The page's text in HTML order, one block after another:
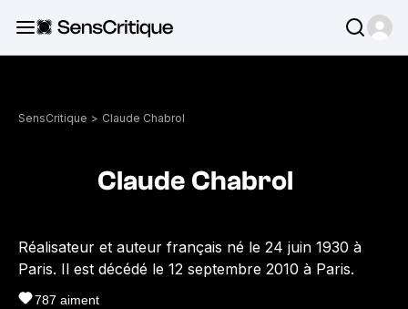
SensCritique > Claude Chabrol
Claude Chabrol
Réalisateur et auteur français né le 24 juin 1930 à
Paris. Il est décédé le 12 septembre 2010 à Paris.
787 aiment